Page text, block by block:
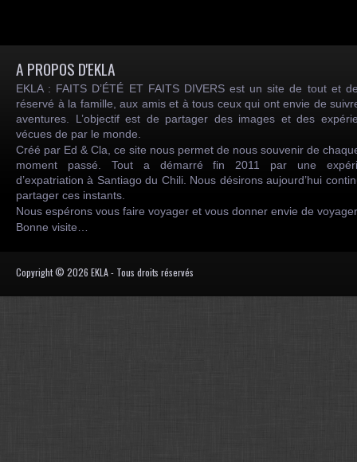
A PROPOS D'EKLA
EKLA : FAITS D’ÉTÉ ET FAITS DIVERS est un site de tout et
réservé à la famille, aux amis et à tous ceux qui ont envie de
aventures. L’objectif est de partager des images et des
vécues de par le monde.
Créé par Ed & Cla, ce site nous permet de nous souvenir de
moment passé. Tout a démarré fin 2011 par une
d’expatriation à Santiago du Chili. Nous désirons aujourd’hui
partager ces instants.
Nous espérons vous faire voyager et vous donner envie de
Bonne visite…
Copyright © 2026 EKLA - Tous droits réservés